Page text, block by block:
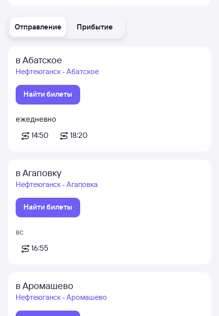
Отправление Прибытие
в Абатское
Нефтеюганск - Абатское
Найти билеты
ежедневно
14:50
18:20
в Агаповку
Нефтеюганск - Агаповка
Найти билеты
вс
16:55
в Аромашево
Нефтеюганск - Аромашево